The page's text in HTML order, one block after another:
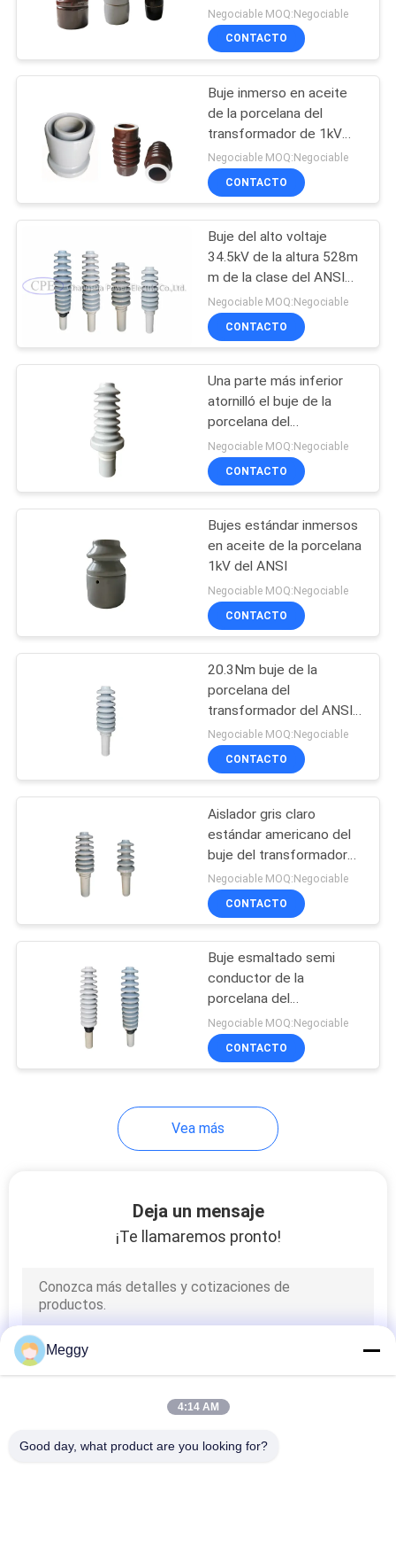
Aisladores del pilar
de la porcelana
Aisladores del
carrete de la
porcelana
Aisladores de la
tensión de la
porcelana
Aislador de
suspensión de la
porcelana
Pin Type Porcelain
Insulator
Aislador del
pararrayos
de la porcelana
transformadores de la
distribución
Negociable MOQ:Negociable
CONTACTO
Buje inmerso en aceite
de la porcelana del
transformador de 1kV
DT1-3150
Negociable MOQ:Negociable
CONTACTO
Buje del alto voltaje
34.5kV de la altura 528m
m de la clase del ANSI
del transformador
Negociable MOQ:Negociable
CONTACTO
Una parte más inferior
atornilló el buje de la
porcelana del
transformador del IEC
25kV
Negociable MOQ:Negociable
CONTACTO
Bujes estándar inmersos
en aceite de la porcelana
1kV del ANSI
Negociable MOQ:Negociable
CONTACTO
20.3Nm buje de la
porcelana del
transformador del ANSI
18kV para la distribución
Negociable MOQ:Negociable
CONTACTO
Aislador gris claro
estándar americano del
buje del transformador
15kV
Negociable MOQ:Negociable
CONTACTO
Buje esmaltado semi
conductor de la
porcelana del
transformador del alto
voltaje
Negociable MOQ:Negociable
CONTACTO
Vea más
Deja un mensaje
¡Te llamaremos pronto!
Meggy
4:14 AM
Good day, what product are you looking for?